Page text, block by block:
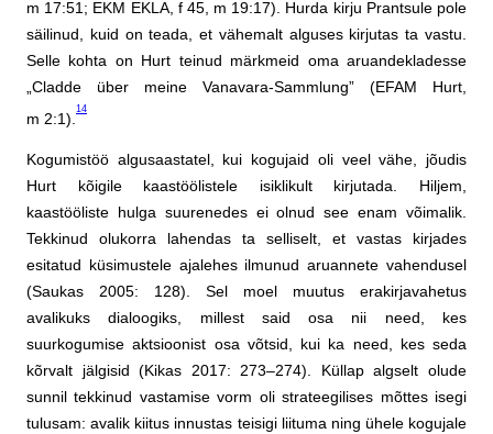
m 17:51; EKM EKLA, f 45, m 19:17). Hurda kirju Prantsule pole
säilinud, kuid on teada, et vähemalt alguses kirjutas ta vastu.
Selle kohta on Hurt teinud märkmeid oma aruandekladesse
„Cladde über meine Vanavara-Sammlung” (EFAM Hurt,
m 2:1).
14
Kogumistöö algusaastatel, kui kogujaid oli veel vähe, jõudis
Hurt kõigile kaastöölistele isiklikult kirjutada. Hiljem,
kaastööliste hulga suurenedes ei olnud see enam võimalik.
Tekkinud olukorra lahendas ta selliselt, et vastas kirjades
esitatud küsimustele ajalehes ilmunud aruannete vahendusel
(Saukas 2005: 128). Sel moel muutus erakirjavahetus
avalikuks dialoogiks, millest said osa nii need, kes
suurkogumise aktsioonist osa võtsid, kui ka need, kes seda
kõrvalt jälgisid (Kikas 2017: 273–274). Küllap algselt olude
sunnil tekkinud vastamise vorm oli strateegilises mõttes isegi
tulusam: avalik kiitus innustas teisigi liituma ning ühele kogujale